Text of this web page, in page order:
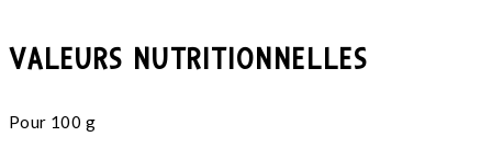
VALEURS NUTRITIONNELLES
Pour 100 g